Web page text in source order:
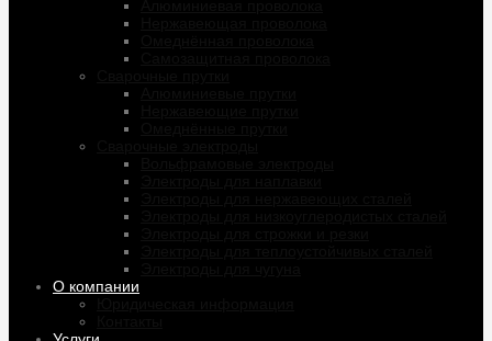
О компании